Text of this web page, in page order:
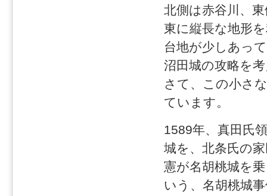
北側は赤谷川、
東に縦長な地形
台地が少しあっ
沼田城の攻略を
さて、この小さ
ています。
1589年、真田氏
城を、北条氏の
憲が名胡桃城を
いう、名胡桃城